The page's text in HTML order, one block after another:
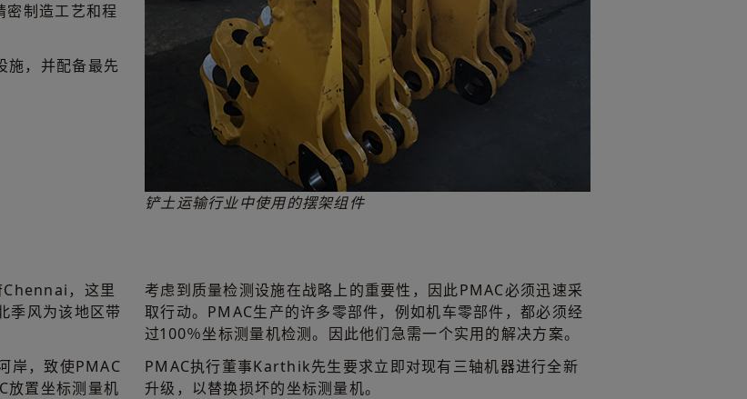
密制造工艺和程
施，并配备最先
铲土运输行业中使用的摆架组件
，这里
季风为该地区带
岸，致使PMAC
放置坐标测量机
考虑到质量检测设施在战略上的重要性，因此PMAC必须迅速采
取行动。PMAC生产的许多零部件，例如机车零部件，都必须经
过100％坐标测量机检测。因此他们急需一个实用的解决方案。
PMAC执行董事Karthik先生要求立即对现有三轴机器进行全新
升级，以替换损坏的坐标测量机。